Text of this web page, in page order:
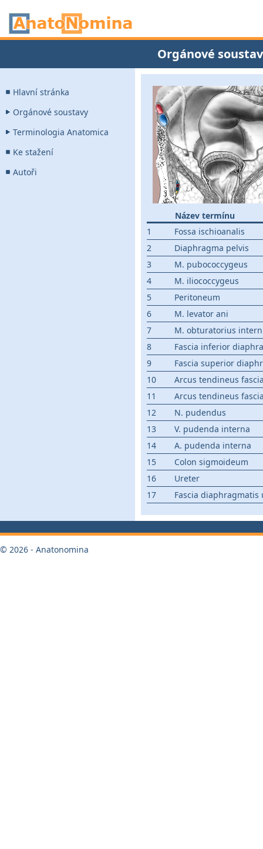
Orgánové
Hlavní stránka
Orgánové soustavy
Terminologia Anatomica
Ke stažení
Autoři
Název termínu
1
Fossa ischioanalis
2
Diaphragma pelvis
3
M. pubococcygeus
4
M. iliococcygeus
5
Peritoneum
6
M. levator ani
7
M. obturatorius
8
Fascia inferior
9
Fascia superior
10
Arcus tendineus
11
Arcus tendineus
12
N. pudendus
13
V. pudenda interna
14
A. pudenda interna
15
Colon sigmoideum
16
Ureter
17
Fascia
© 2026 - Anatonomina